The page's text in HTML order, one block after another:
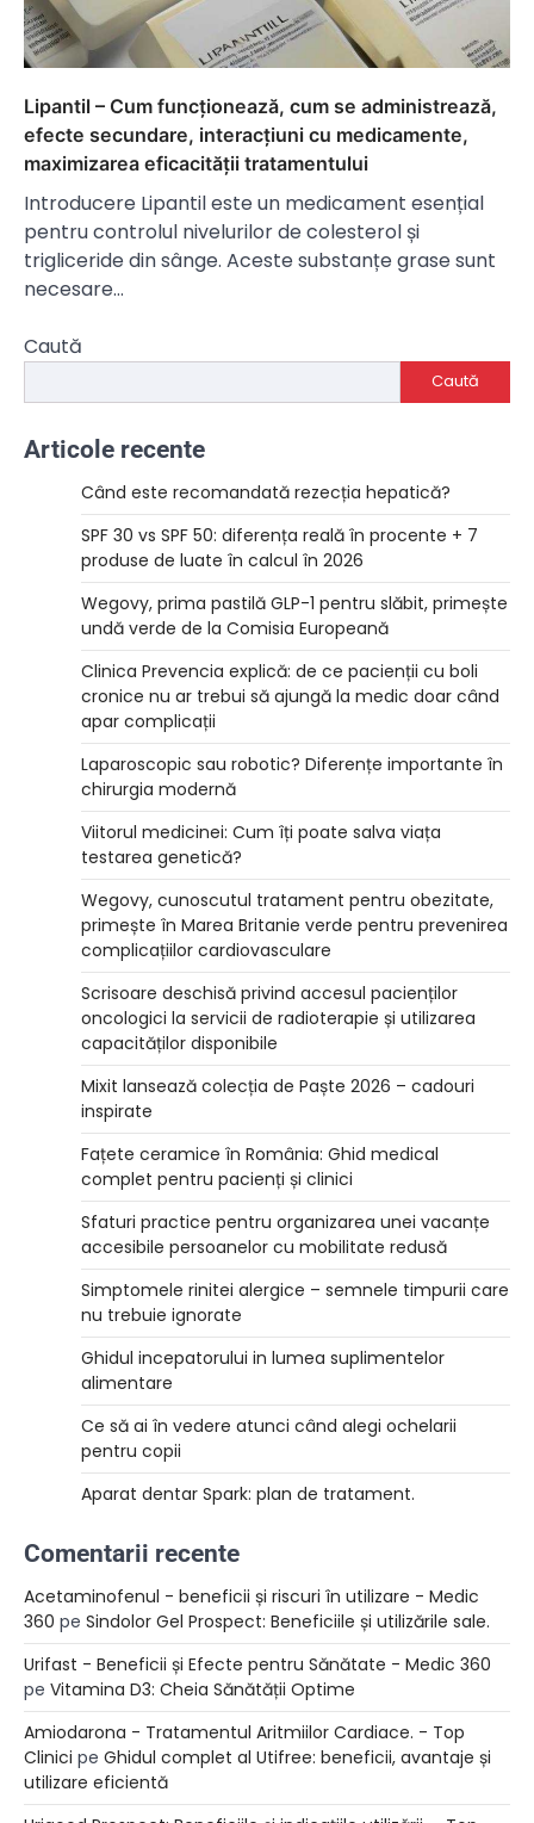
Lipantil – Cum funcționează, cum se administrează,
efecte secundare, interacțiuni cu medicamente,
maximizarea eficacității tratamentului
Introducere Lipantil este un medicament esențial
pentru controlul nivelurilor de colesterol și
trigliceride din sânge. Aceste substanțe grase sunt
necesare…
Caută
Caută
Articole recente
Când este recomandată rezecția hepatică?
SPF 30 vs SPF 50: diferența reală în procente + 7
produse de luate în calcul în 2026
Wegovy, prima pastilă GLP-1 pentru slăbit, primește
undă verde de la Comisia Europeană
Clinica Prevencia explică: de ce pacienții cu boli
cronice nu ar trebui să ajungă la medic doar când
apar complicații
Laparoscopic sau robotic? Diferențe importante în
chirurgia modernă
Viitorul medicinei: Cum îți poate salva viața
testarea genetică?
Wegovy, cunoscutul tratament pentru obezitate,
primește în Marea Britanie verde pentru prevenirea
complicațiilor cardiovasculare
Scrisoare deschisă privind accesul pacienților
oncologici la servicii de radioterapie și utilizarea
capacităților disponibile
Mixit lansează colecția de Paște 2026 – cadouri
inspirate
Fațete ceramice în România: Ghid medical
complet pentru pacienți și clinici
Sfaturi practice pentru organizarea unei vacanțe
accesibile persoanelor cu mobilitate redusă
Simptomele rinitei alergice – semnele timpurii care
nu trebuie ignorate
Ghidul incepatorului in lumea suplimentelor
alimentare
Ce să ai în vedere atunci când alegi ochelarii
pentru copii
Aparat dentar Spark: plan de tratament.
Comentarii recente
Acetaminofenul - beneficii și riscuri în utilizare - Medic
360 pe Sindolor Gel Prospect: Beneficiile și utilizările sale.
Urifast - Beneficii și Efecte pentru Sănătate - Medic 360
pe Vitamina D3: Cheia Sănătății Optime
Amiodarona - Tratamentul Aritmiilor Cardiace. - Top
Clinici pe Ghidul complet al Utifree: beneficii, avantaje și
utilizare eficientă